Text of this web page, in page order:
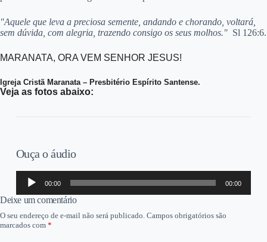
"Aquele que leva a preciosa semente, andando e chorando, voltará,
sem dúvida, com alegria, trazendo consigo os seus molhos." Sl 126:6.
MARANATA, ORA VEM SENHOR JESUS!
Igreja Cristã Maranata – Presbitério Espírito Santense.
Veja as fotos abaixo:
Ouça o áudio
Tocador
áudio
00:00 00:00
Deixe um comentário
O seu endereço de e-mail não será publicado. Campos obrigatórios são
marcados com *